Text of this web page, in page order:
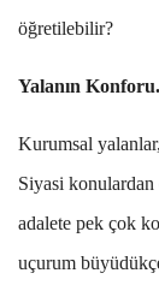
öğretilebilir?
Yalanın Konforu
Kurumsal
Siyasi
adalete pek çok
uçurum büyüdü